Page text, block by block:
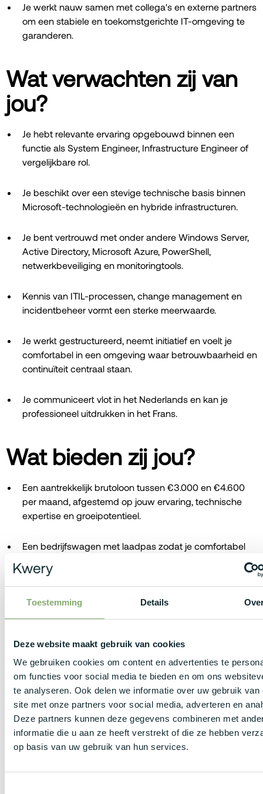
Toestemming Details
Deze website maakt gebruik van cookies
We gebruiken cookies om content en advertenties te
om functies voor social media te bieden en om ons
te analyseren. Ook delen we informatie over uw gebruik van
site met onze partners voor social media, adverteren en
Deze partners kunnen deze gegevens combineren met
informatie die u aan ze heeft verstrekt of die ze hebben
op basis van uw gebruik van hun services.
Je werkt nauw samen met collega's en externe partners
om een stabiele en toekomstgerichte IT-omgeving te
garanderen.
Wat verwachten zij van
jou?
Je hebt relevante ervaring opgebouwd binnen een
functie als System Engineer, Infrastructure Engineer of
vergelijkbare rol.
Je beschikt over een stevige technische basis binnen
Microsoft-technologieën en hybride infrastructuren.
Je bent vertrouwd met onder andere Windows Server,
Active Directory, Microsoft Azure, PowerShell,
netwerkbeveiliging en monitoringtools.
Kennis van ITIL-processen, change management en
incidentbeheer vormt een sterke meerwaarde.
Je werkt gestructureerd, neemt initiatief en voelt je
comfortabel in een omgeving waar betrouwbaarheid en
continuïteit centraal staan.
Je communiceert vlot in het Nederlands en kan je
professioneel uitdrukken in het Frans.
Wat bieden zij jou?
Een aantrekkelijk brutoloon tussen €3.000 en €4.600
per maand, afgestemd op jouw ervaring, technische
expertise en groeipotentieel.
Een bedrijfswagen met laadpas zodat je comfortabel
maandelijkse verloning.
mogelijkheid om gebruik te maken van een
fietsleaseplan.
Een uitgebreid verzekeringspakket met zowel groeps-
als hospitalisatieverzekering.
Moderne werkmiddelen, waaronder een laptop en
smartphone, zodat je optimaal ondersteund wordt in je